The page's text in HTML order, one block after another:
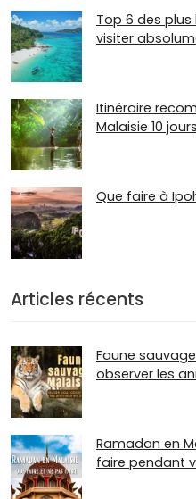
Top 6 des
visiter
Itinéraire
Malaisie 10 jours
Que faire à
Articles récents
Faune
observer les
Ramadan en
faire pendant